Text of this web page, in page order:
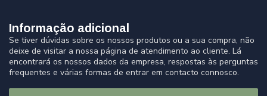
Informação adicional
Se tiver dúvidas sobre os nossos produtos ou a sua compra, não
deixe de visitar a nossa página de atendimento ao cliente. Lá
encontrará os nossos dados da empresa, respostas às perguntas
frequentes e várias formas de entrar em contacto connosco.